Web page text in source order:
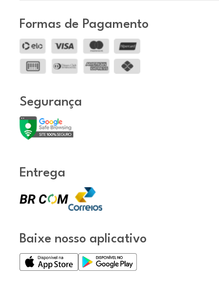
Formas de Pagamento
Segurança
Entrega
Baixe nosso aplicativo